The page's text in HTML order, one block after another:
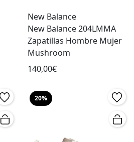
New Balance
New Balance 204LMMA
Zapatillas Hombre Mujer
Mushroom
140,00€
20%